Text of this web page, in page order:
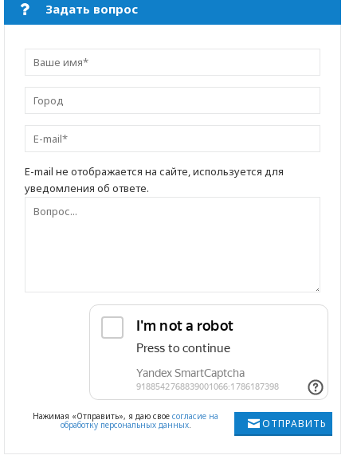
Задать вопрос
E-mail не отображается на сайте, используется для
уведомления об ответе.
ОТПРАВИТЬ
Нажимая «Отправить», я даю свое согласие на
обработку персональных данных.